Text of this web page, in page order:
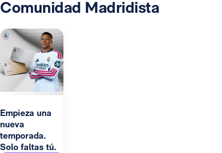
Comunidad Madridista
Empieza una
nueva
temporada.
Solo faltas tú.